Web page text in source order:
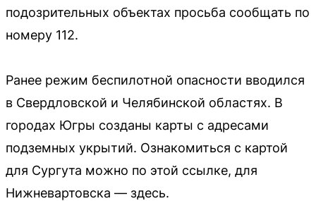
подозрительных объектах просьба сообщать по
номеру 112.
Ранее режим беспилотной опасности вводился
в Свердловской и Челябинской областях. В
городах Югры созданы карты с адресами
подземных укрытий. Ознакомиться с картой
для Сургута можно по этой ссылке, для
Нижневартовска — здесь.